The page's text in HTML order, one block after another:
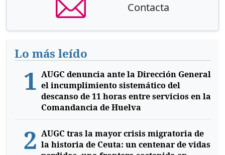
Contacta
Lo más leído
1 AUGC denuncia ante la Dirección General
el incumplimiento sistemático del
descanso de 11 horas entre servicios en la
Comandancia de Huelva
2 AUGC tras la mayor crisis migratoria de
la historia de Ceuta: un centenar de vidas